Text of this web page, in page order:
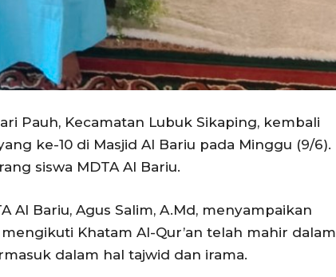
Pauh, Kecamatan Lubuk Sikaping, kembali
ke-10 di Masjid Al Bariu pada Minggu (9/6).
siswa MDTA Al Bariu.
Al Bariu, Agus Salim, A.Md, menyampaikan
Khatam Al-Qur’an telah mahir dalam
dalam hal tajwid dan irama.